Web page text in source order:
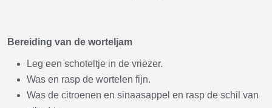
Bereiding van de worteljam
Leg een schoteltje in de vriezer.
Was en rasp de wortelen fijn.
Was de citroenen en sinaasappel en rasp de schil van